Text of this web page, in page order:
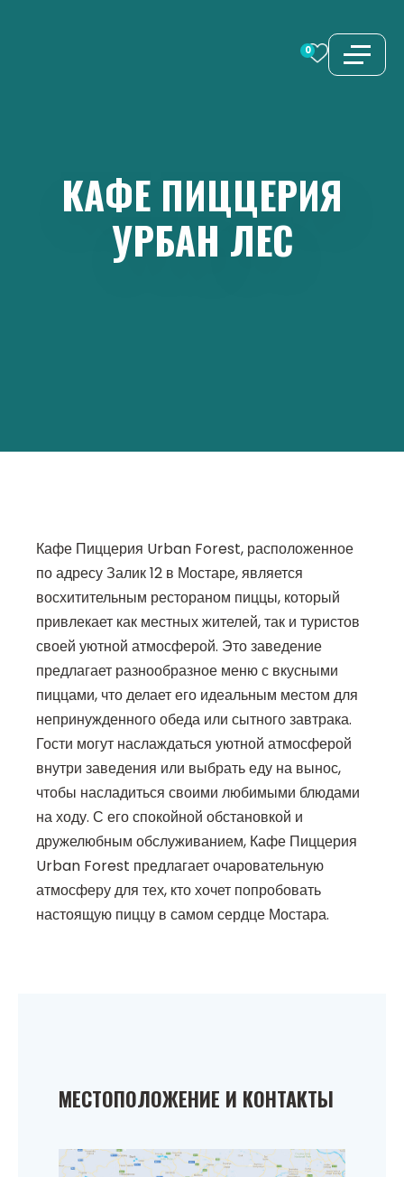
0
КАФЕ ПИЦЦЕРИЯ
УРБАН ЛЕС
Кафе Пиццерия Urban Forest, расположенное
по адресу Залик 12 в Мостаре, является
восхитительным рестораном пиццы, который
привлекает как местных жителей, так и туристов
своей уютной атмосферой. Это заведение
предлагает разнообразное меню с вкусными
пиццами, что делает его идеальным местом для
непринужденного обеда или сытного завтрака.
Гости могут наслаждаться уютной атмосферой
внутри заведения или выбрать еду на вынос,
чтобы насладиться своими любимыми блюдами
на ходу. С его спокойной обстановкой и
дружелюбным обслуживанием, Кафе Пиццерия
Urban Forest предлагает очаровательную
атмосферу для тех, кто хочет попробовать
настоящую пиццу в самом сердце Мостара.
МЕСТОПОЛОЖЕНИЕ И КОНТАКТЫ